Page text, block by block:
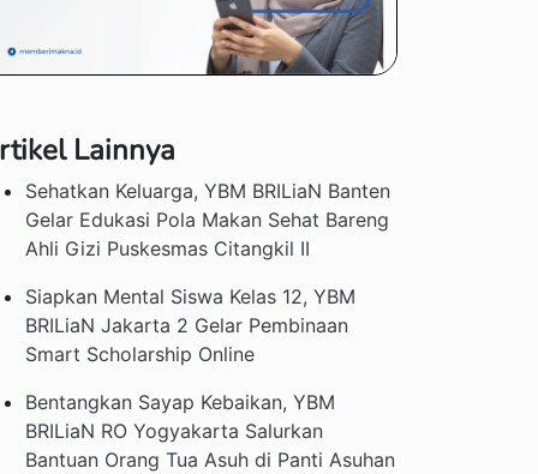
Lainnya
Sehatkan Keluarga, YBM BRILiaN Banten
Gelar Edukasi Pola Makan Sehat Bareng
Ahli Gizi Puskesmas Citangkil II
Siapkan Mental Siswa Kelas 12, YBM
BRILiaN Jakarta 2 Gelar Pembinaan
Smart Scholarship Online
Bentangkan Sayap Kebaikan, YBM
BRILiaN RO Yogyakarta Salurkan
Bantuan Orang Tua Asuh di Panti Asuhan